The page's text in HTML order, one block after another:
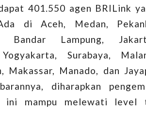
401.550 agen BRILink
di Aceh, Medan,
Bandar Lampung,
Surabaya,
Makassar, Manado, dan
diharapkan
ini mampu melewati level